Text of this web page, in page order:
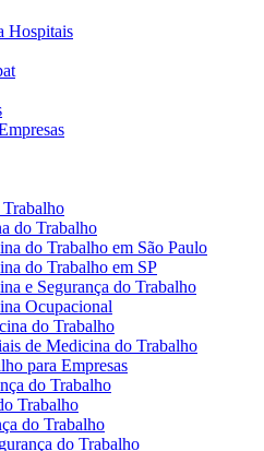
Hospitais
do Trabalho
do Trabalho em São Paulo
do Trabalho em SP
e Segurança do Trabalho
Ocupacional
do Trabalho
de Medicina do Trabalho
para Empresas
do Trabalho
Trabalho
do Trabalho
do Trabalho